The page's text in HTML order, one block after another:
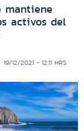
mantiene
activos del
19/12/2021 - 12:11 HRS